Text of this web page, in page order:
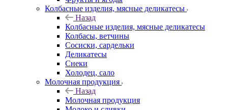
Колбасные изделия, мясные деликатесы
Назад
Колбасные изделия, мясные деликатесы
Колбасы, ветчины
Сосиски, сардельки
Деликатесы
Снеки
Холодец, сало
Молочная продукция
Назад
Молочная продукция